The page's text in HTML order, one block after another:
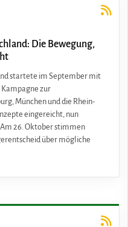
Die Bewegung,
startete im September mit
Kampagne zur
München und die Rhein-
eingereicht, nun
26. Oktober stimmen
über mögliche